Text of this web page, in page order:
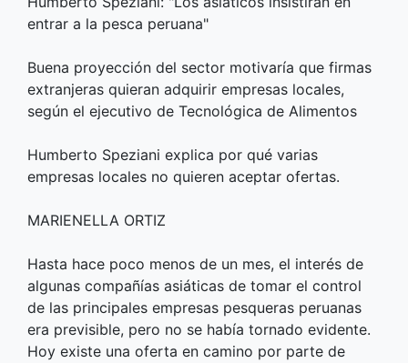
entrar a la pesca peruana"
Buena proyección del sector motivaría que firmas
extranjeras quieran adquirir empresas locales,
según el ejecutivo de Tecnológica de Alimentos
Humberto Speziani explica por qué varias
empresas locales no quieren aceptar ofertas.
MARIENELLA ORTIZ
Hasta hace poco menos de un mes, el interés de
algunas compañías asiáticas de tomar el control
de las principales empresas pesqueras peruanas
era previsible, pero no se había tornado evidente.
Hoy existe una oferta en camino por parte de